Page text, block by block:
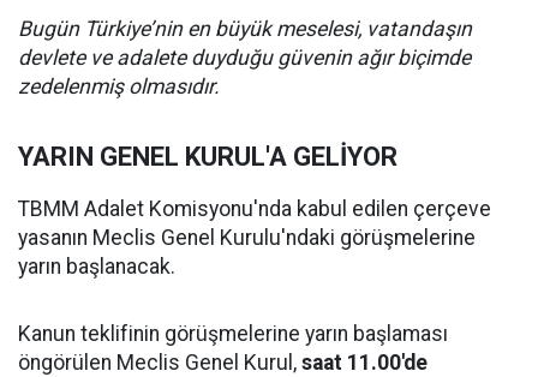
Bugün Türkiye’nin en büyük meselesi, vatandaşın
devlete ve adalete duyduğu güvenin ağır biçimde
zedelenmiş olmasıdır.
YARIN GENEL KURUL'A GELİYOR
TBMM Adalet Komisyonu'nda kabul edilen çerçeve
yasanın Meclis Genel Kurulu'ndaki görüşmelerine
yarın başlanacak.
Kanun teklifinin görüşmelerine yarın başlaması
öngörülen Meclis Genel Kurul, saat 11.00'de